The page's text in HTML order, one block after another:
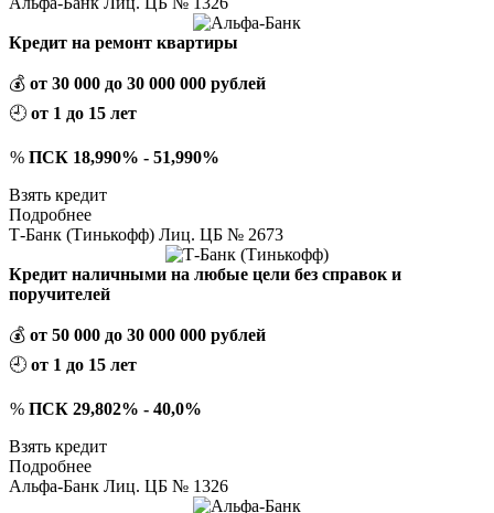
Кредит на ремонт квартиры
💰 от 30 000 до 30 000 000 рублей
🕘 от 1 до 15 лет
% ПСК 18,990% - 51,990%
Взять кредит
Подробнее
Т-Банк (Тинькофф) Лиц. ЦБ № 2673
Кредит наличными на любые цели без справок и
поручителей
💰 от 50 000 до 30 000 000 рублей
🕘 от 1 до 15 лет
% ПСК 29,802% - 40,0%
Взять кредит
Подробнее
Альфа-Банк Лиц. ЦБ № 1326